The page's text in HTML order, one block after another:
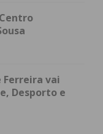
Ferreira vai
Desporto e